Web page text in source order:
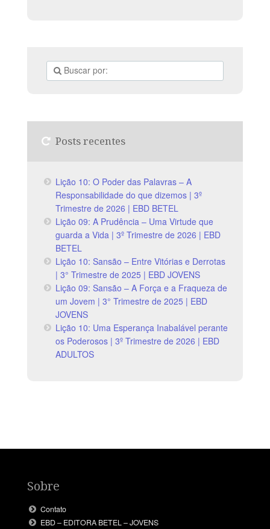
Posts recentes
Lição 10: O Poder das Palavras – A
Responsabilidade do que dizemos | 3º
Trimestre de 2026 | EBD BETEL
Lição 09: A Prudência – Uma Virtude que
guarda a Vida | 3º Trimestre de 2026 | EBD
BETEL
Lição 10: Sansão – Entre Vitórias e Derrotas
| 3° Trimestre de 2025 | EBD JOVENS
Lição 09: Sansão – A Força e a Fraqueza de
um Jovem | 3° Trimestre de 2025 | EBD
JOVENS
Lição 10: Uma Esperança Inabalável perante
os Poderosos | 3º Trimestre de 2026 | EBD
ADULTOS
Sobre
Contato
EBD – EDITORA BETEL – JOVENS